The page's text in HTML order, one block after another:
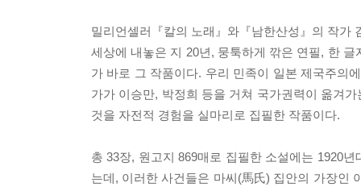
밀리언셀러『칼의 노래』와『남한산성』의 작가
세상에 내놓은 지 20년, 뭉툭하게 깎은 연필, 한
가 바로 그 작품이다. 우리 민족이 일본 제국주의
가가 이승만, 박정희 등을 거쳐 국가권력이 옮겨
것을 자전적 경험을 실마리로 집필한 작품이다.
총 33장, 원고지 869매로 집필한 소설에는 1920
는데, 이러한 사건들은 마씨(馬氏) 집안의 가장인